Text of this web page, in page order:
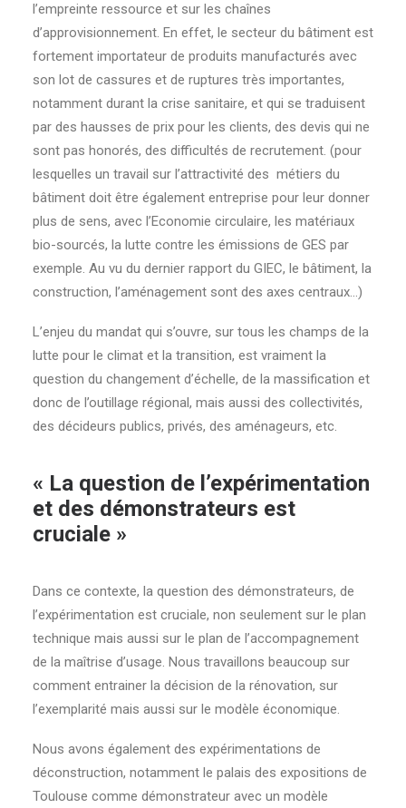
l’empreinte ressource et sur les chaînes
d’approvisionnement. En effet, le secteur du bâtiment est
fortement importateur de produits manufacturés avec
son lot de cassures et de ruptures très importantes,
notamment durant la crise sanitaire, et qui se traduisent
par des hausses de prix pour les clients, des devis qui ne
sont pas honorés, des difficultés de recrutement. (pour
lesquelles un travail sur l’attractivité des métiers du
bâtiment doit être également entreprise pour leur donner
plus de sens, avec l’Economie circulaire, les matériaux
bio-sourcés, la lutte contre les émissions de GES par
exemple. Au vu du dernier rapport du GIEC, le bâtiment, la
construction, l’aménagement sont des axes centraux…)
L’enjeu du mandat qui s’ouvre, sur tous les champs de la
lutte pour le climat et la transition, est vraiment la
question du changement d’échelle, de la massification et
donc de l’outillage régional, mais aussi des collectivités,
des décideurs publics, privés, des aménageurs, etc.
« La question de l’expérimentation
et des démonstrateurs est
cruciale »
Dans ce contexte, la question des démonstrateurs, de
l’expérimentation est cruciale, non seulement sur le plan
technique mais aussi sur le plan de l’accompagnement
de la maîtrise d’usage. Nous travaillons beaucoup sur
comment entrainer la décision de la rénovation, sur
l’exemplarité mais aussi sur le modèle économique.
Nous avons également des expérimentations de
déconstruction, notamment le palais des expositions de
Toulouse comme démonstrateur avec un modèle